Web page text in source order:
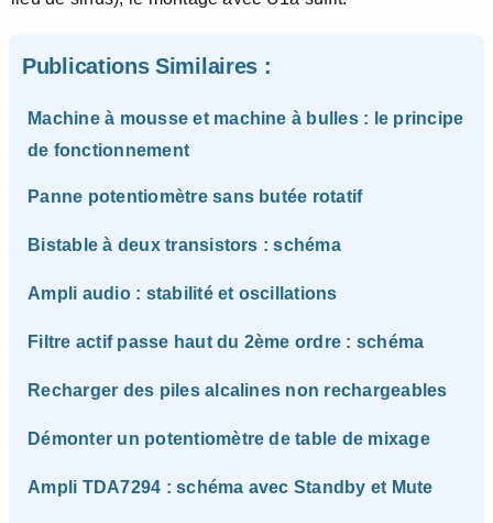
Publications Similaires :
Machine à mousse et machine à bulles : le principe
de fonctionnement
Panne potentiomètre sans butée rotatif
Bistable à deux transistors : schéma
Ampli audio : stabilité et oscillations
Filtre actif passe haut du 2ème ordre : schéma
Recharger des piles alcalines non rechargeables
Démonter un potentiomètre de table de mixage
Ampli TDA7294 : schéma avec Standby et Mute